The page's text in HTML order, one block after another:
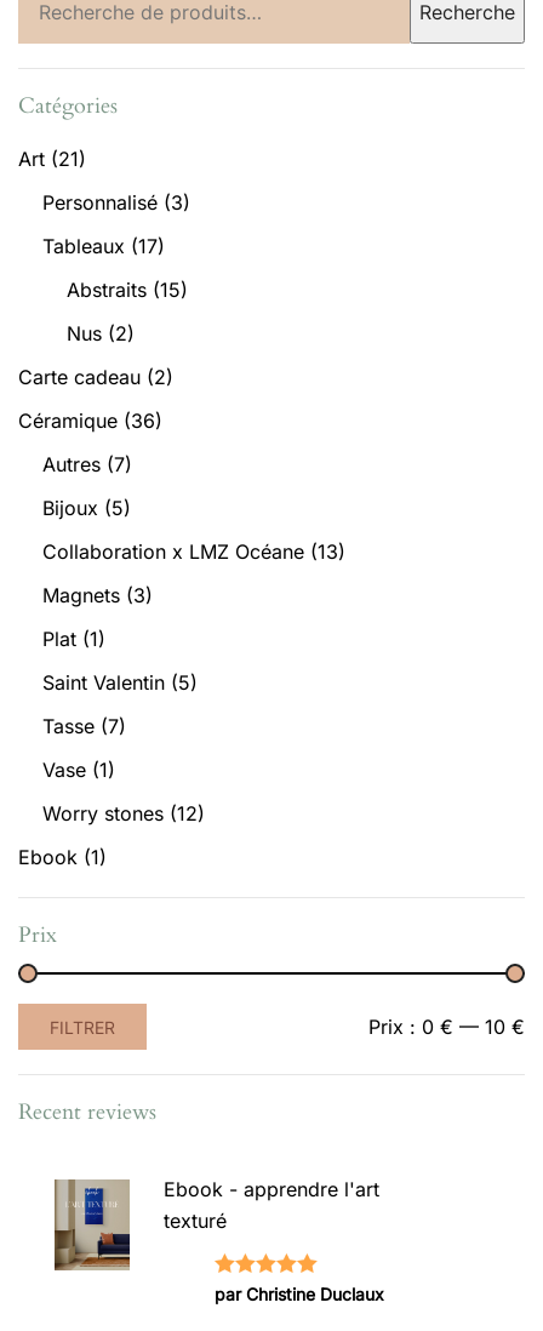
pour :
Recherche
Catégories
Art (21)
Personnalisé (3)
Tableaux (17)
Abstraits (15)
Nus (2)
Carte cadeau (2)
Céramique (36)
Autres (7)
Bijoux (5)
Collaboration x LMZ Océane (13)
Magnets (3)
Plat (1)
Saint Valentin (5)
Tasse (7)
Vase (1)
Worry stones (12)
Ebook (1)
Prix
Prix
min
Prix
max
FILTRER Prix : 0 € — 10 €
Recent reviews
Ebook - apprendre l'art
texturé
Note5sur
par Christine Duclaux